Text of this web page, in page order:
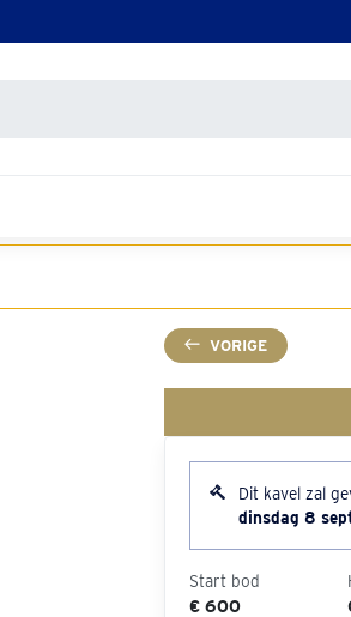
VORIGE
Dit kavel zal
dinsdag 8
Start bod
€ 600